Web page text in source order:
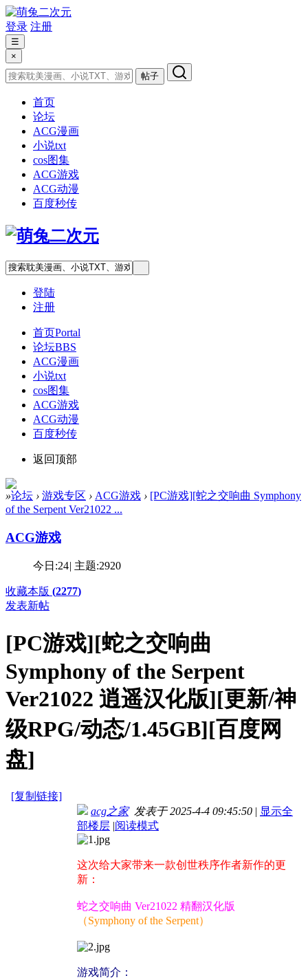
登录 注册
☰
×
帖子
首页
论坛
ACG漫画
小说txt
cos图集
ACG游戏
ACG动漫
百度秒传
登陆
注册
首页Portal
论坛BBS
ACG漫画
小说txt
cos图集
ACG游戏
ACG动漫
百度秒传
返回顶部
»论坛 › 游戏专区 › ACG游戏 › [PC游戏][蛇之交响曲 Symphony
of the Serpent Ver21022 ...
ACG游戏
今日:24| 主题:2920
收藏本版 (2277)
发表新帖
[PC游戏][蛇之交响曲
Symphony of the Serpent
Ver21022 逍遥汉化版][更新/神
级RPG/动态/1.45GB][百度网
盘]
[复制链接]
acg之家发表于 2025-4-4 09:45:50 | 显示全
部楼层 |阅读模式
这次给大家带来一款创世秩序作者新作的更
新：
蛇之交响曲 Ver21022 精翻汉化版
（Symphony of the Serpent）
游戏简介：